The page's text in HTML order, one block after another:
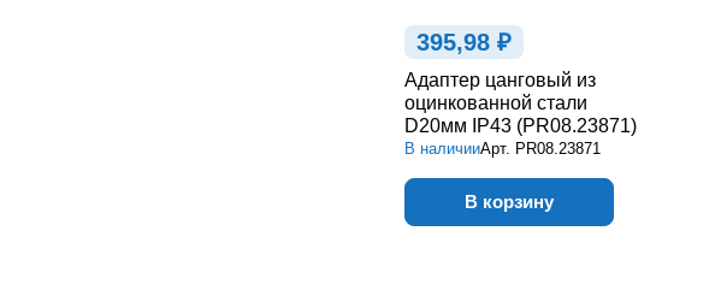
395,98 ₽
Адаптер цанговый из
оцинкованной стали
D20мм IP43 (PR08.23871)
В наличииАрт. PR08.23871
В корзину